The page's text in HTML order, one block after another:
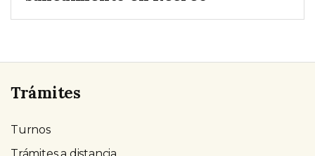
Trámites
Turnos